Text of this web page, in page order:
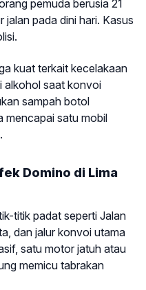
pemuda berusia 21
jalan pada dini hari. Kasus
kuat terkait kecelakaan
alkohol saat konvoi
sampah botol
mencapai satu mobil
Domino di Lima
titik padat seperti Jalan
dan jalur konvoi utama
satu motor jatuh atau
memicu tabrakan